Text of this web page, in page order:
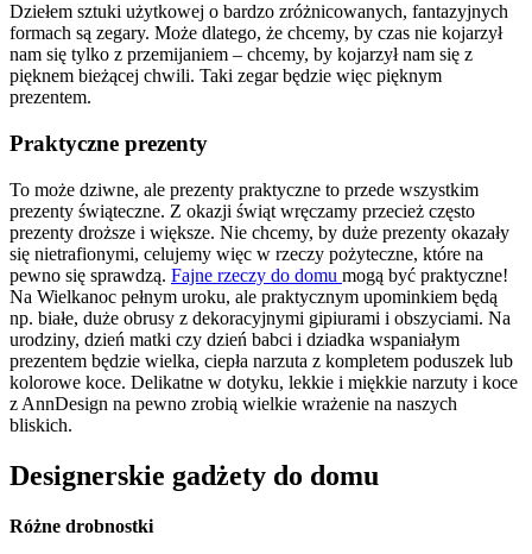
Dziełem sztuki użytkowej o bardzo zróżnicowanych, fantazyjnych
formach są zegary. Może dlatego, że chcemy, by czas nie kojarzył
nam się tylko z przemijaniem – chcemy, by kojarzył nam się z
pięknem bieżącej chwili. Taki zegar będzie więc pięknym
prezentem.
Praktyczne prezenty
To może dziwne, ale prezenty praktyczne to przede wszystkim
prezenty świąteczne. Z okazji świąt wręczamy przecież często
prezenty droższe i większe. Nie chcemy, by duże prezenty okazały
się nietrafionymi, celujemy więc w rzeczy pożyteczne, które na
pewno się sprawdzą. Fajne rzeczy do domu mogą być praktyczne!
Na Wielkanoc pełnym uroku, ale praktycznym upominkiem będą
np. białe, duże obrusy z dekoracyjnymi gipiurami i obszyciami. Na
urodziny, dzień matki czy dzień babci i dziadka wspaniałym
prezentem będzie wielka, ciepła narzuta z kompletem poduszek lub
kolorowe koce. Delikatne w dotyku, lekkie i miękkie narzuty i koce
z AnnDesign na pewno zrobią wielkie wrażenie na naszych
bliskich.
Designerskie gadżety do domu
Różne drobnostki